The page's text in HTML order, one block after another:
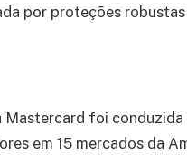
por proteções
foi
em 15 mercados da